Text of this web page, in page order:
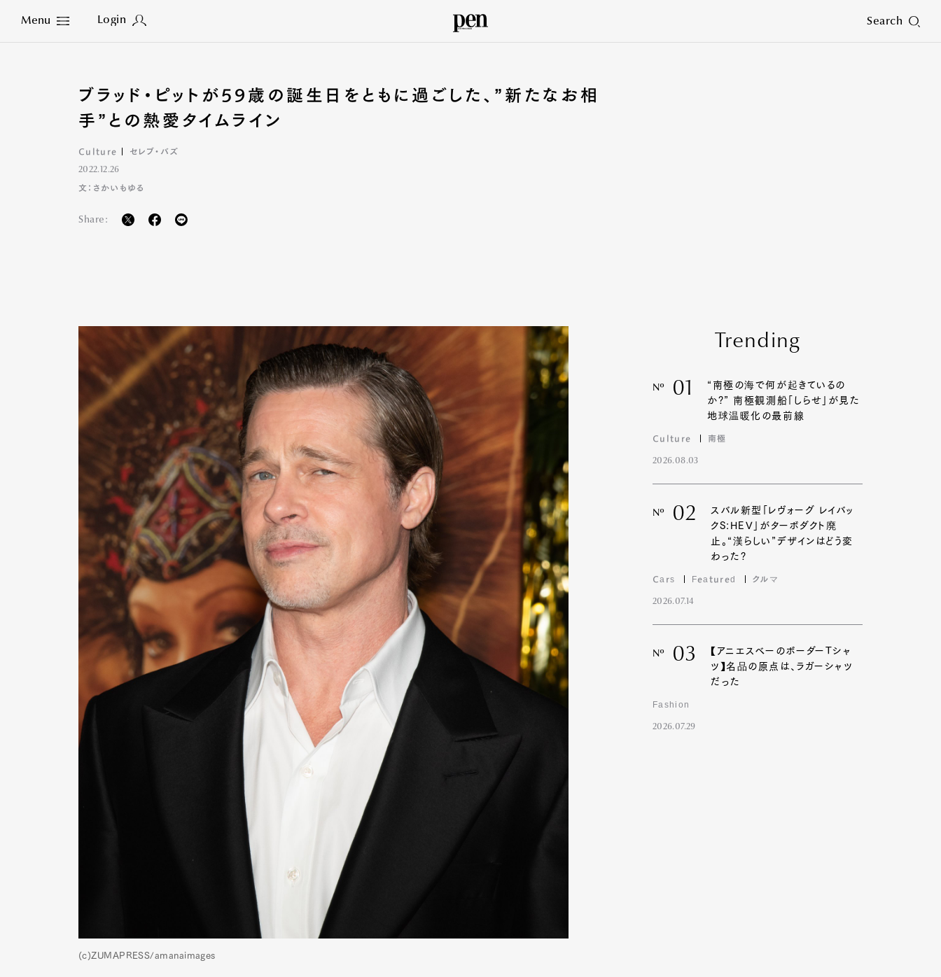
Menu Login Search
Close
ブラッド・ピットが59歳の誕生日をともに過ごした、”新たなお相
手”との熱愛タイムライン
Culture セレブ・バズ
2022.12.26
文：さかいもゆる
Share:
(c)ZUMAPRESS/amanaimages
Trending
Nº 01
“南極の海で何が起きているの
か?” 南極観測船「しらせ」が見た
地球温暖化の最前線
Culture 南極
2026.08.03
Nº 02
スバル新型「レヴォーグ レイバッ
クS:HEV」がターボダクト廃
止。“漢らしい”デザインはどう変
わった?
Cars Featured クルマ
2026.07.14
Nº 03
【アニエスベーのボーダーTシャ
ツ】名品の原点は、ラガーシャツ
だった
Fashion
2026.07.29